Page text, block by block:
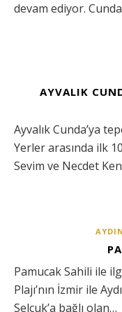
devam ediyor.
AYVALIK
Ayvalık Cunda’ya
Yerler arasında ilk
Sevim ve Necdet
AYDIN
Pamucak Sahili ile
Plajı’nın İzmir ile
Selçuk’a bağlı olan…